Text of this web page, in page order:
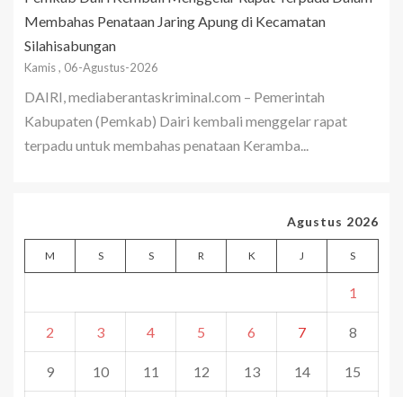
Membahas Penataan Jaring Apung di Kecamatan
Silahisabungan
Kamis , 06-Agustus-2026
DAIRI, mediaberantaskriminal.com – Pemerintah
Kabupaten (Pemkab) Dairi kembali menggelar rapat
terpadu untuk membahas penataan Keramba...
Agustus 2026
M S S R K J S
1
2 3 4 5 6 7 8
9 10 11 12 13 14 15